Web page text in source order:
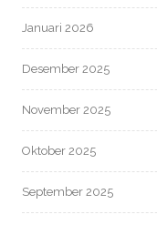
Januari 2026
Desember 2025
November 2025
Oktober 2025
September 2025